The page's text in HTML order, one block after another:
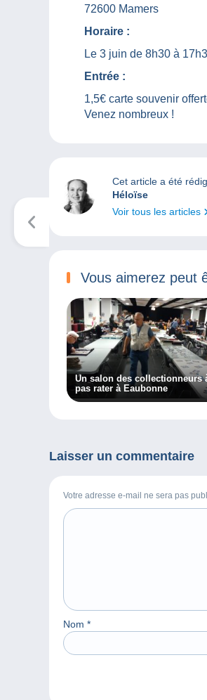
72600 Mamers
Horaire :
Le 3 juin de 8h30 à
Entrée :
1,5€ carte souvenir
Venez nombreux !
Cet article a été
Héloïse
Voir tous les articles
Vous aimerez peut
Un salon des collectionneurs
pas rater à Eaubonne
Laisser un commentaire
Votre adresse e-mail ne sera pas
Nom *